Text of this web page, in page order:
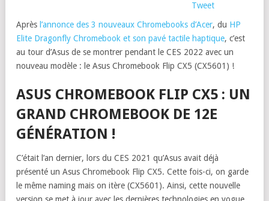
Tweet
Après l’annonce des 3 nouveaux Chromebooks d’Acer, du HP
Elite Dragonfly Chromebook et son pavé tactile haptique, c’est
au tour d’Asus de se montrer pendant le CES 2022 avec un
nouveau modèle : le Asus Chromebook Flip CX5 (CX5601) !
ASUS CHROMEBOOK FLIP CX5 : UN
GRAND CHROMEBOOK DE 12E
GÉNÉRATION !
C’était l’an dernier, lors du CES 2021 qu’Asus avait déjà
présenté un Asus Chromebook Flip CX5. Cette fois-ci, on garde
le même naming mais on itère (CX5601). Ainsi, cette nouvelle